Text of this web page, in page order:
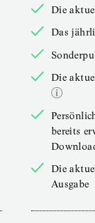
Die
Das
Die
bereits
Die
Ausgabe